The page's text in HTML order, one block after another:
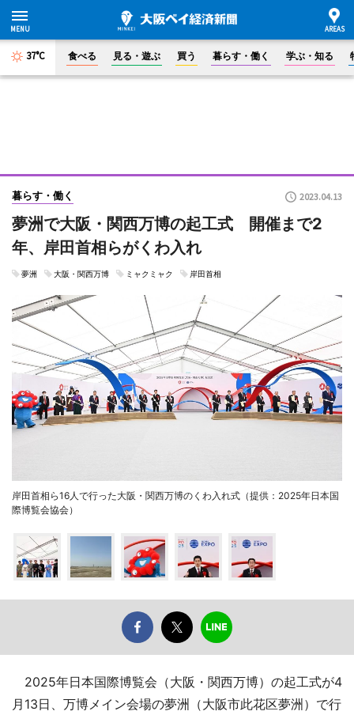
37°C 食べる 見る・遊ぶ 買う 暮らす・働く 学ぶ・知る
暮らす・働く 2023.04.13
夢洲で大阪・関西万博の起工式 開催まで2
年、岸田首相らがくわ入れ
夢洲 大阪・関西万博 ミャクミャク 岸田首相
岸田首相ら16人で行った大阪・関西万博のくわ入れ式（提供：2025年日本国
際博覧会協会）
2025年日本国際博覧会（大阪・関西万博）の起工式が4
月13日、万博メイン会場の夢洲（大阪市此花区夢洲）で行